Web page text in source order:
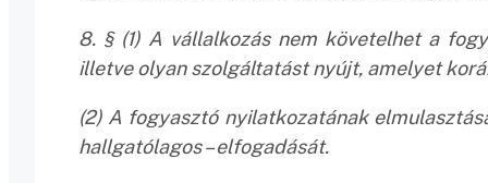
8. § (1) A vállalkozás nem követelhet a
illetve olyan szolgáltatást nyújt, amelyet
(2) A fogyasztó nyilatkozatának
hallgatólagos – elfogadását.